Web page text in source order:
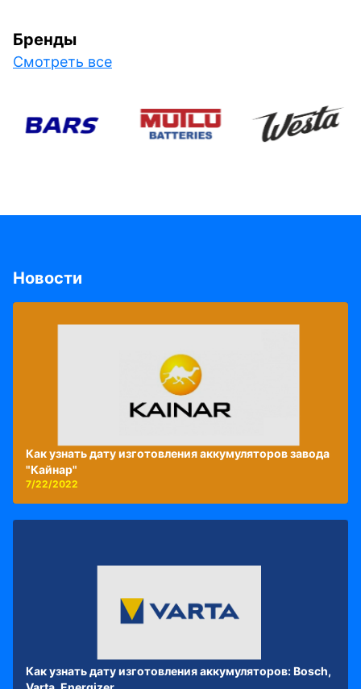
Бренды
Смотреть все
Новости
Как узнать дату изготовления аккумуляторов завода
"Кайнар"
7/22/2022
Как узнать дату изготовления аккумуляторов: Bosch,